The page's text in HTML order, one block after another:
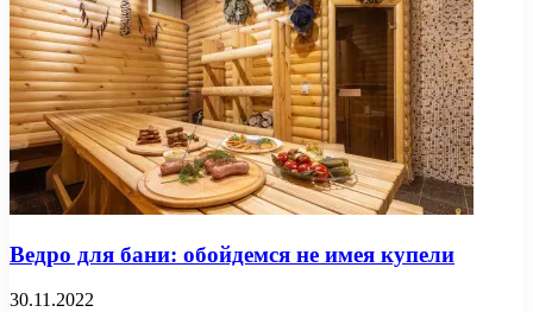
Ведро для бани: обойдемся не имея купели
30.11.2022